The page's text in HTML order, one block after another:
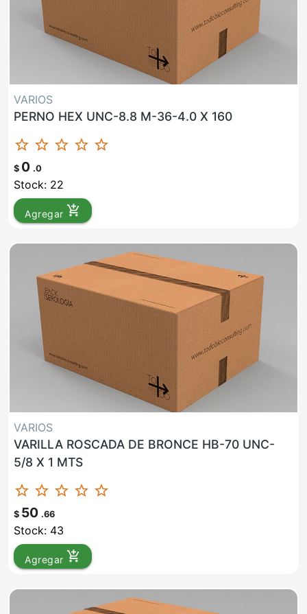
VARIOS
PERNO HEX UNC-8.8 M-36-4.0 X 160
star_border star_border star_border star_border star_border
$ 0 .0
Stock: 22
Agregar add_shopping_cart
VARIOS
VARILLA ROSCADA DE BRONCE HB-70 UNC-
5/8 X 1 MTS
star_border star_border star_border star_border star_border
$ 50 .66
Stock: 43
Agregar add_shopping_cart